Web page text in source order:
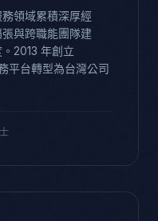
領域累積深厚經
與跨職能團隊建
2013 年創立
平台轉型為台灣公司